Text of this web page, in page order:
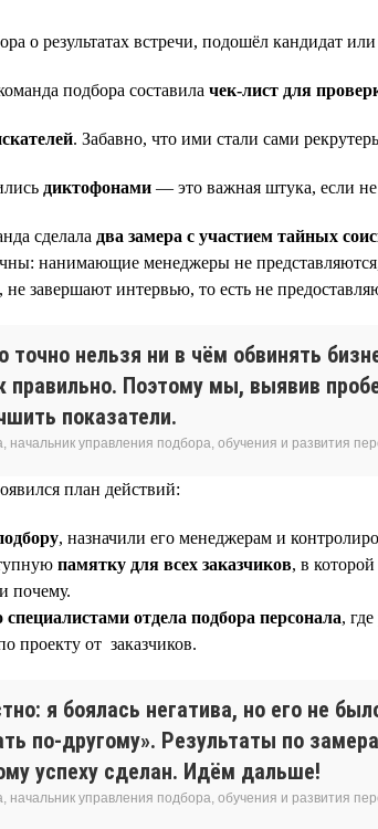
о результатах встречи, подошёл кандидат
подбора составила чек-лист для
. Забавно, что ими стали сами
диктофонами — это важная штука, если
сделала два замера с участием тайных
нанимающие менеджеры не
завершают интервью, то есть не
точно нельзя ни в чём обвинять
правильно. Поэтому мы, выявив
показатели.
управления подбора, обучения и развития
план действий:
, назначили его менеджерам и
памятку для всех заказчиков, в
почему.
специалистами отдела подбора персонала,
проекту от заказчиков.
я боялась негатива, но его не
по-другому». Результаты по
успеху сделан. Идём дальше!
управления подбора, обучения и развития